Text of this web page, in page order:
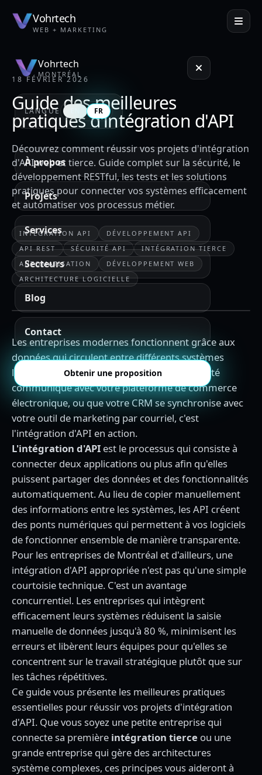
Vohrtech
WEB + MARKETING
Vohrtech
MONTRÉAL
LANGUE FR
À propos
Projets
Services
Secteurs
Blog
Contact
Obtenir une proposition
18 FÉVRIER 2026
Guide des meilleures
pratiques d'intégration d'API
Découvrez comment réussir vos projets d'intégration
d'API web et tierce. Guide complet sur la sécurité, le
développement RESTful, les tests et les solutions
pratiques pour connecter vos systèmes efficacement
et automatiser vos processus métier.
INTÉGRATION API
DÉVELOPPEMENT API
API REST
SÉCURITÉ API
INTÉGRATION TIERCE
AUTOMATISATION
DÉVELOPPEMENT WEB
ARCHITECTURE LOGICIELLE
Les entreprises modernes fonctionnent grâce aux
données qui circulent entre différents systèmes
logiciels. Lorsque votre logiciel de comptabilité
communique avec votre plateforme de commerce
électronique, ou que votre CRM se synchronise avec
votre outil de marketing par courriel, c'est
l'intégration d'API en action.
L'intégration d'API est le processus qui consiste à
connecter deux applications ou plus afin qu'elles
puissent partager des données et des fonctionnalités
automatiquement. Au lieu de copier manuellement
des informations entre les systèmes, les API créent
des ponts numériques qui permettent à vos logiciels
de fonctionner ensemble de manière transparente.
Pour les entreprises de Montréal et d'ailleurs, une
intégration d'API appropriée n'est pas qu'une simple
courtoisie technique. C'est un avantage
concurrentiel. Les entreprises qui intègrent
efficacement leurs systèmes réduisent la saisie
manuelle de données jusqu'à 80 %, minimisent les
erreurs et libèrent leurs équipes pour qu'elles se
concentrent sur le travail stratégique plutôt que sur
les tâches répétitives.
Ce guide vous présente les meilleures pratiques
essentielles pour réussir vos projets d'intégration
d'API. Que vous soyez une petite entreprise qui
connecte sa première intégration tierce ou une
grande entreprise qui gère des architectures
système complexes, ces principes vous aideront à